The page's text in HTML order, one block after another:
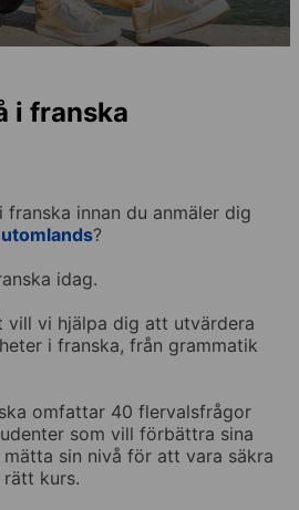
i franska
innan du anmäler dig
?
idag.
vi hjälpa dig att utvärdera
i franska, från grammatik
omfattar 40 flervalsfrågor
som vill förbättra sina
sin nivå för att vara säkra
kurs.